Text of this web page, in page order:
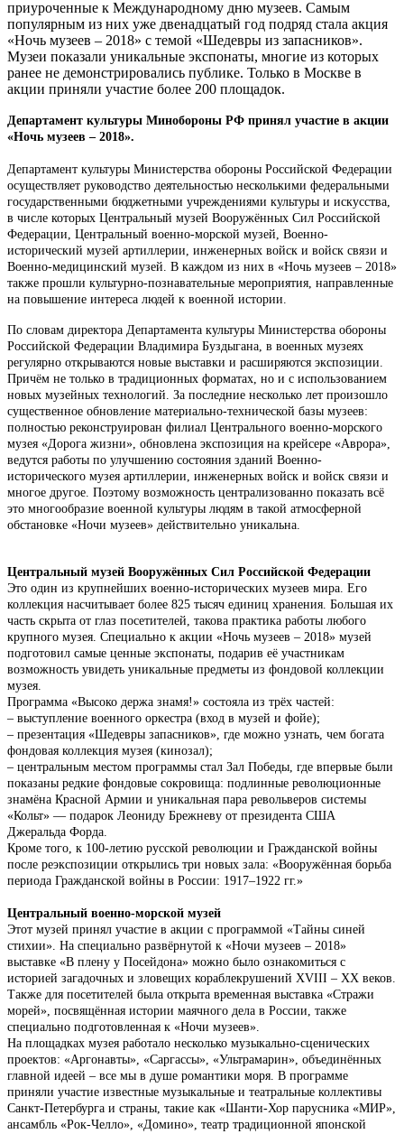
приуроченные к Меж­дународному дню музеев. Самым
популярным из них уже двенадцатый год подряд стала акция
«Ночь музеев – 2018» с темой «Шедевры из за­пасников».
Музеи показали уникальные экспонаты, многие из которых
ранее не де­монстрировались публике. Только в Москве в
акции приняли участие более 200 площадок.
Департамент культуры Минобороны РФ принял участие в акции
«Ночь музеев – 2018».
Департамент культуры Министерства обороны Российской Федерации
осуществляет руководство деятельностью несколькими федеральными
государственными бюджетными учреждениями культуры и искусства,
в числе которых Центральный музей Вооружённых Сил Российской
Федерации, Центральный военно-морской музей, Военно-
исторический музей артиллерии, инженерных войск и войск связи и
Военно-медицинский музей. В каждом из них в «Ночь музеев – 2018»
также прошли культурно-познавательные мероприятия, направленные
на повышение интереса людей к военной истории.
По словам директора Департамента культуры Министерства обороны
Российской Федерации Владимира Буздыгана, в военных музеях
регулярно открываются новые выставки и расширяются экспозиции.
Причём не только в традиционных форматах, но и с использованием
новых музейных технологий. За последние несколько лет произошло
существенное обновление материально-технической базы музеев:
полностью реконструирован филиал Центрального военно-морского
музея «Дорога жизни», обновлена экспозиция на крейсере «Аврора»,
ведутся работы по улучшению состояния зданий Военно-
исторического музея артиллерии, инженерных войск и войск связи и
многое другое. Поэтому возможность централизованно показать всё
это многообразие военной культуры людям в такой атмосферной
обстановке «Ночи музеев» действительно уникальна.
Центральный музей Вооружённых Сил Российской Федерации
Это один из крупнейших военно-исторических музеев мира. Его
коллекция насчитывает более 825 тысяч единиц хранения. Большая их
часть скрыта от глаз посетителей, такова практика работы любого
крупного музея. Специально к акции «Ночь музеев – 2018» музей
подготовил самые ценные экспонаты, подарив её участникам
возможность увидеть уникальные предметы из фондовой коллекции
музея.
Программа «Высоко держа знамя!» состояла из трёх частей:
– выступление военного оркестра (вход в музей и фойе);
– презентация «Шедевры запасников», где можно узнать, чем богата
фондовая коллекция музея (кинозал);
– центральным местом программы стал Зал Победы, где впервые были
показаны редкие фондовые сокровища: подлинные революционные
знамёна Красной Армии и уникальная пара револьверов системы
«Кольт» — подарок Леониду Брежневу от президента США
Джеральда Форда.
Кроме того, к 100-летию русской революции и Гражданской войны
после реэкспозиции открылись три новых зала: «Вооружённая борьба
периода Гражданской войны в России: 1917–1922 гг.»
Центральный военно-морской музей
Этот музей принял участие в акции с программой «Тайны синей
стихии». На специально развёрнутой к «Ночи музеев – 2018»
выставке «В плену у Посейдона» можно было ознакомиться с
историей загадочных и зловещих кораблекрушений XVIII – XX веков.
Также для посетителей была открыта временная выставка «Стражи
морей», посвящённая истории маячного дела в России, также
специально подготовленная к «Ночи музеев».
На площадках музея работало несколько музыкально-сценических
проектов: «Аргонавты», «Саргассы», «Ультрамарин», объединённых
главной идеей – все мы в душе романтики моря. В программе
приняли участие известные музыкальные и театральные коллективы
Санкт-Петербурга и страны, такие как «Шанти-Хор парусника «МИР»,
ансамбль «Рок-Челло», «Домино», театр традиционной японской